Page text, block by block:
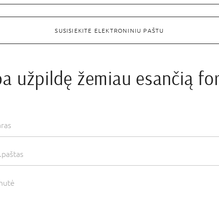
SUSISIEKITE ELEKTRONINIU PAŠTU
užpildę žemiau esančią